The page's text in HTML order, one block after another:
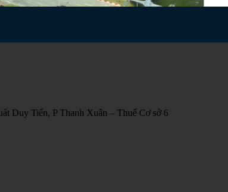
Duy Tiến, P Thanh Xuân – Thuế Cơ sở 6